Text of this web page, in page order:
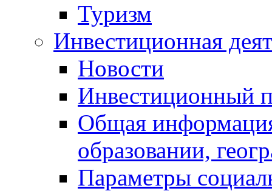
Туризм
Инвестиционная
Новости
Инвестиционный
Общая
образовании,
Параметры